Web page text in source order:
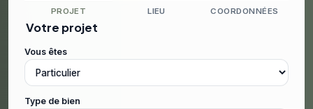
PROJET LIEU COORDONNÉES
Votre projet
Vous êtes
Type de bien